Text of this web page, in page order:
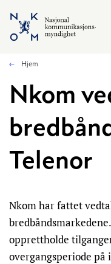
Hopp til hovedinnhold
Hjem
Nkom
Telenor
Nkom har fattet
opprettholde
overgangsperiode på